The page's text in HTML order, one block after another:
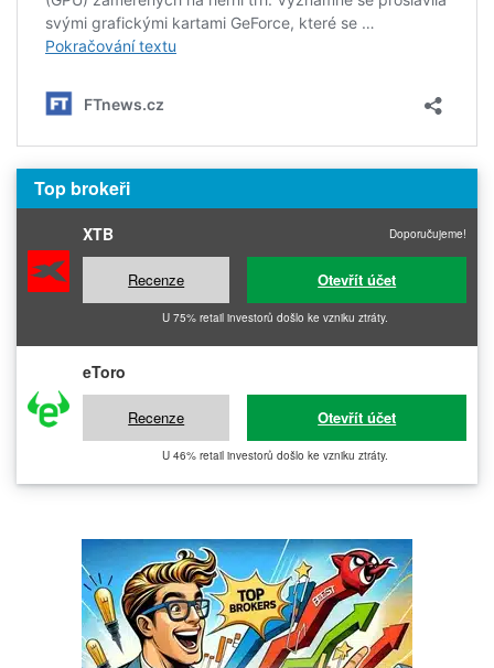
Top brokeři
XTB Doporučujeme!
Recenze Otevřít účet
U 75% retail investorů došlo ke vzniku ztráty.
eToro
Recenze Otevřít účet
U 46% retail investorů došlo ke vzniku ztráty.